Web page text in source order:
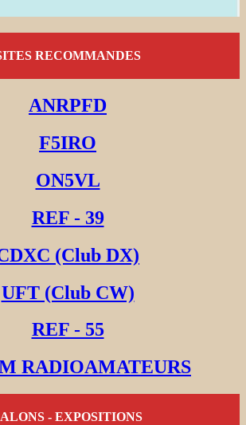
RECOMMANDES
ANRPFD
F5IRO
ON5VL
REF - 39
(Club DX)
UFT (Club CW)
REF - 55
RADIOAMATEURS
- EXPOSITIONS